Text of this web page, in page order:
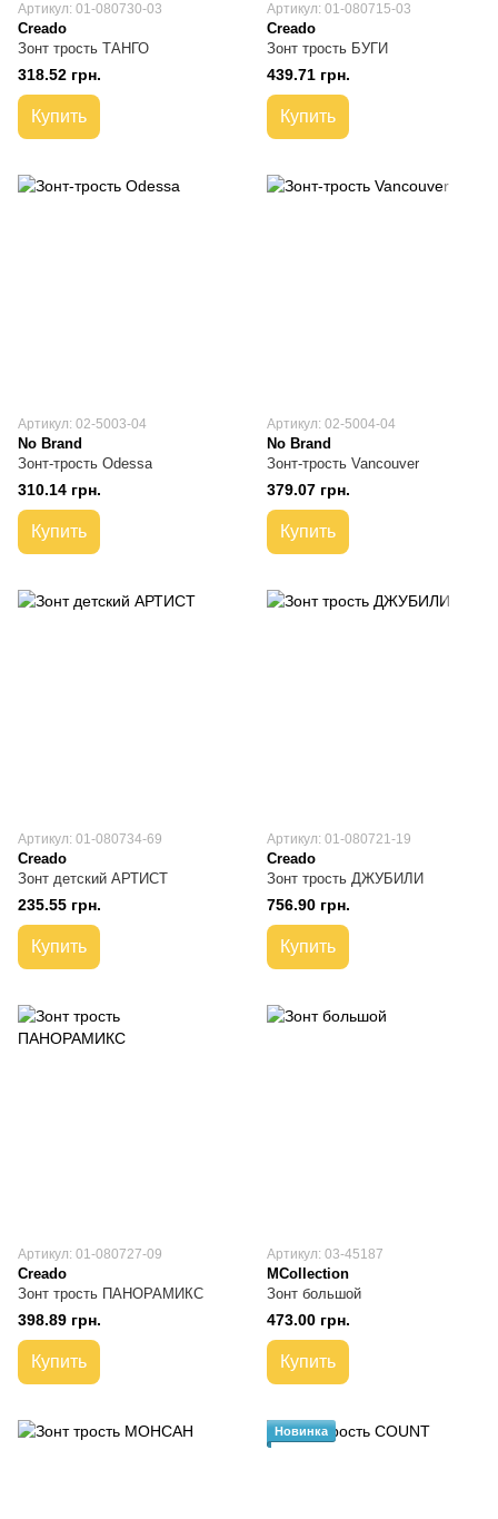
Артикул: 01-080730-03
Creado
Зонт трость ТАНГО
318.52 грн.
Купить
Артикул: 01-080715-03
Creado
Зонт трость БУГИ
439.71 грн.
Купить
Артикул: 02-5003-04
No Brand
Зонт-трость Odessa
310.14 грн.
Купить
Артикул: 02-5004-04
No Brand
Зонт-трость Vancouver
379.07 грн.
Купить
Артикул: 01-080734-69
Creado
Зонт детский АРТИСТ
235.55 грн.
Купить
Артикул: 01-080721-19
Creado
Зонт трость ДЖУБИЛИ
756.90 грн.
Купить
Артикул: 01-080727-09
Creado
Зонт трость ПАНОРАМИКС
398.89 грн.
Купить
Артикул: 03-45187
MCollection
Зонт большой
473.00 грн.
Купить
Новинка